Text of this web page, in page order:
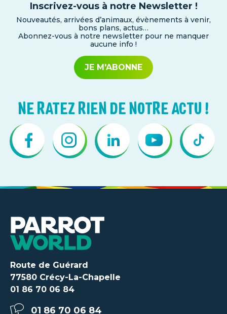
Inscrivez-vous à notre Newsletter !
Nouveautés, arrivées d’animaux, évènements à venir,
bons plans, actus…
Abonnez-vous à notre newsletter pour ne manquer
aucune info !
JE M'ABONNE
NE RATEZ RIEN DE NOTRE ACTU !
Route de Guérard
77580 Crécy-La-Chapelle
01 86 70 06 84
01 86 70 06 84